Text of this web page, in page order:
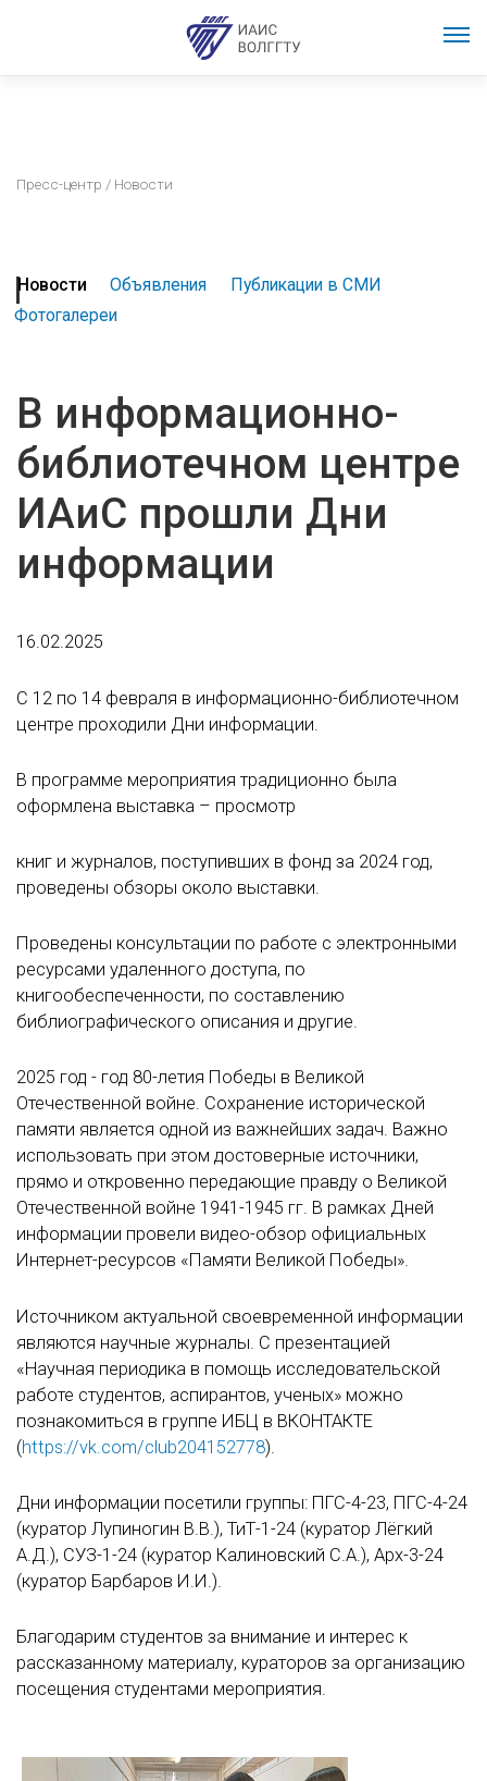
Пресс-центр / Новости
Новости Объявления
Публикации в СМИ
Фотогалереи
В информационно-
библиотечном центре
ИАиС прошли Дни
информации
16.02.2025
С 12 по 14 февраля в информационно-библиотечном
центре проходили Дни информации.
В программе мероприятия традиционно была
оформлена выставка – просмотр
книг и журналов, поступивших в фонд за 2024 год,
проведены обзоры около выставки.
Проведены консультации по работе с электронными
ресурсами удаленного доступа, по
книгообеспеченности, по составлению
библиографического описания и другие.
2025 год - год 80-летия Победы в Великой
Отечественной войне. Сохранение исторической
памяти является одной из важнейших задач. Важно
использовать при этом достоверные источники,
прямо и откровенно передающие правду о Великой
Отечественной войне 1941-1945 гг. В рамках Дней
информации провели видео-обзор официальных
Интернет-ресурсов «Памяти Великой Победы».
Источником актуальной своевременной информации
являются научные журналы. С презентацией
«Научная периодика в помощь исследовательской
работе студентов, аспирантов, ученых» можно
познакомиться в группе ИБЦ в ВКОНТАКТЕ
(https://vk.com/club204152778).
Дни информации посетили группы: ПГС-4-23, ПГС-4-24
(куратор Лупиногин В.В.), ТиТ-1-24 (куратор Лёгкий
А.Д.), СУЗ-1-24 (куратор Калиновский С.А.), Арх-3-24
(куратор Барбаров И.И.).
Благодарим студентов за внимание и интерес к
рассказанному материалу, кураторов за организацию
посещения студентами мероприятия.